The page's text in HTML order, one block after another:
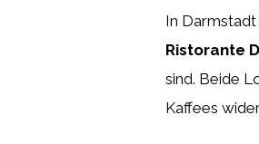
In
Ristorante
sind. Beide
Kaffees